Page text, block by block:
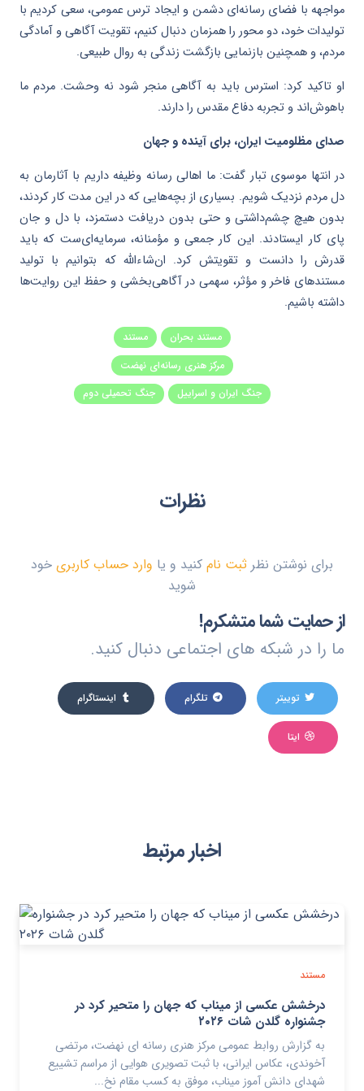
مواجهه با فضای رسانه‌ای دشمن و ایجاد ترس عمومی، سعی کردیم با
تولیدات خود، دو محور را همزمان دنبال کنیم، تقویت آگاهی و آمادگی
مردم، و همچنین بازنمایی بازگشت زندگی به روال طبیعی.
او تاکید کرد: استرس باید به آگاهی منجر شود نه وحشت. مردم ما
باهوش‌اند و تجربه دفاع مقدس را دارند.
صدای مظلومیت ایران، برای آینده و جهان
در انتها موسوی تبار گفت: ما اهالی رسانه وظیفه داریم با آثارمان به
دل مردم نزدیک شویم. بسیاری از بچه‌هایی که در این مدت کار کردند،
بدون هیچ چشم‌داشتی و حتی بدون دریافت دستمزد، با دل و جان
پای کار ایستادند. این کار جمعی و مؤمنانه، سرمایه‌ای‌ست که باید
قدرش را دانست و تقویتش کرد. ان‌شاءالله که بتوانیم با تولید
مستندهای فاخر و مؤثر، سهمی در آگاهی‌بخشی و حفظ این روایت‌ها
داشته باشیم.
مستند
مستند بحران
مرکز هنری رسانه‌ای نهضت
جنگ تحمیلی دوم
جنگ ایران و اسراییل
نظرات
برای نوشتن نظر ثبت نام کنید و یا وارد حساب کاربری خود
شوید
از حمایت شما متشکرم!
ما را در شبکه های اجتماعی دنبال کنید.
توییتر تلگرام اینستاگرام
ایتا
اخبار مرتبط
مستند
درخشش عکسی از میناب که جهان را متحیر کرد در
جشنواره گلدن شات ۲۰۲۶
به گزارش روابط عمومی مرکز هنری رسانه ای نهضت، مرتضی
آخوندی، عکاس ایرانی، با ثبت تصویری هوایی از مراسم تشییع
شهدای دانش آموز میناب، موفق به کسب مقام نخ...